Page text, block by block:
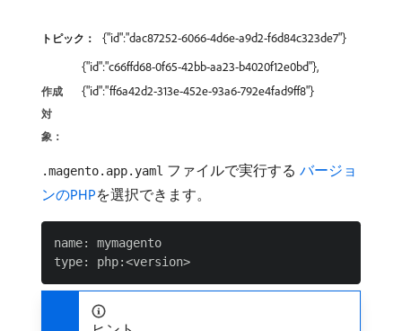
トピック： {"id":"dac87252-6066-4d6e-a9d2-f6d84c323de7"}
作成
対
象：
{"id":"c66ffd68-0f65-42bb-aa23-b4020f12e0bd"},
{"id":"ff6a42d2-313e-452e-93a6-792e4fad9ff8"}
.magento.app.yaml ファイルで実行する ​ バージョ
ンのPHPを選択できます。
name: mymagento